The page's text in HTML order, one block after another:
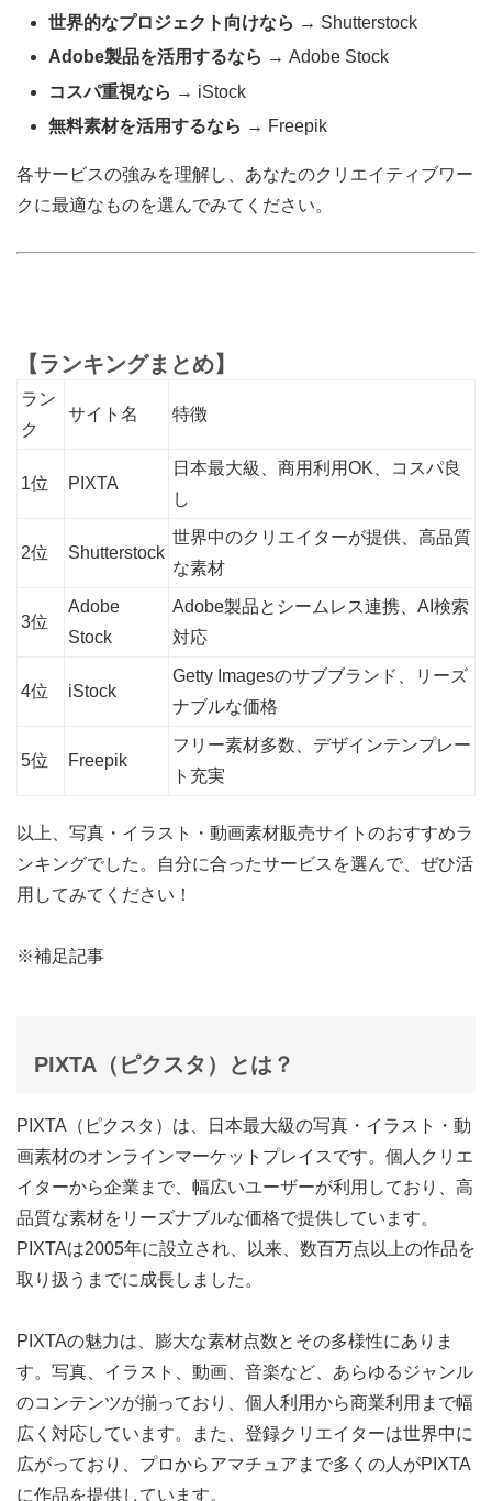
世界的なプロジェクト向けなら → Shutterstock
Adobe製品を活用するなら → Adobe Stock
コスパ重視なら → iStock
無料素材を活用するなら → Freepik
各サービスの強みを理解し、あなたのクリエイティブワー
クに最適なものを選んでみてください。
【ランキングまとめ】
ラン
ク
サイト名 特徴
1位 PIXTA
日本最大級、商用利用OK、コスパ良
し
2位 Shutterstock
世界中のクリエイターが提供、高品質
な素材
3位
Adobe
Stock
Adobe製品とシームレス連携、AI検索
対応
4位 iStock
Getty Imagesのサブブランド、リーズ
ナブルな価格
5位 Freepik
フリー素材多数、デザインテンプレー
ト充実
以上、写真・イラスト・動画素材販売サイトのおすすめラ
ンキングでした。自分に合ったサービスを選んで、ぜひ活
用してみてください！
※補足記事
PIXTA（ピクスタ）とは？
PIXTA（ピクスタ）は、日本最大級の写真・イラスト・動
画素材のオンラインマーケットプレイスです。個人クリエ
イターから企業まで、幅広いユーザーが利用しており、高
品質な素材をリーズナブルな価格で提供しています。
PIXTAは2005年に設立され、以来、数百万点以上の作品を
取り扱うまでに成長しました。
PIXTAの魅力は、膨大な素材点数とその多様性にありま
す。写真、イラスト、動画、音楽など、あらゆるジャンル
のコンテンツが揃っており、個人利用から商業利用まで幅
広く対応しています。また、登録クリエイターは世界中に
広がっており、プロからアマチュアまで多くの人がPIXTA
に作品を提供しています。